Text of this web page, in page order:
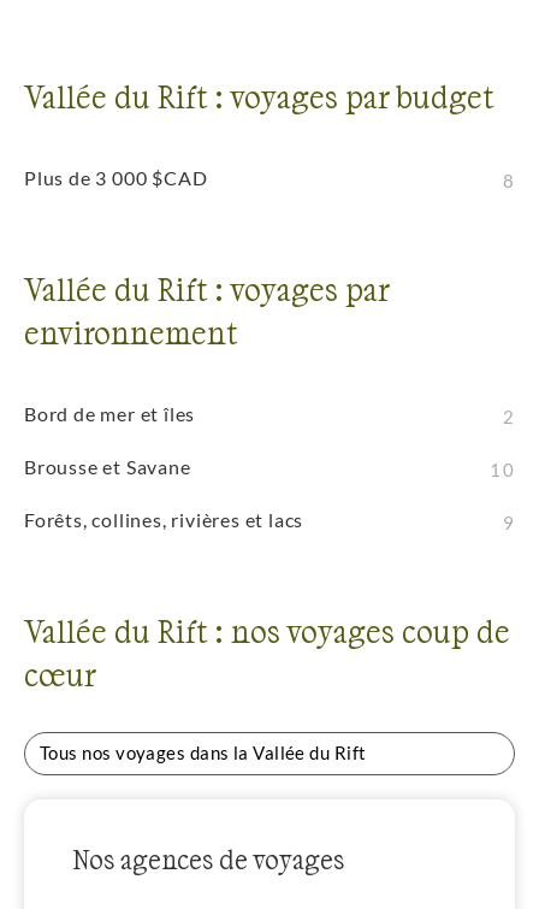
Vallée du Rift : voyages par budget
Plus de 3 000 $CAD 8
Vallée du Rift : voyages par
environnement
Bord de mer et îles 2
Brousse et Savane 10
Forêts, collines, rivières et lacs 9
Vallée du Rift : nos voyages coup de
cœur
Tous nos voyages dans la Vallée du Rift
Nos agences de voyages